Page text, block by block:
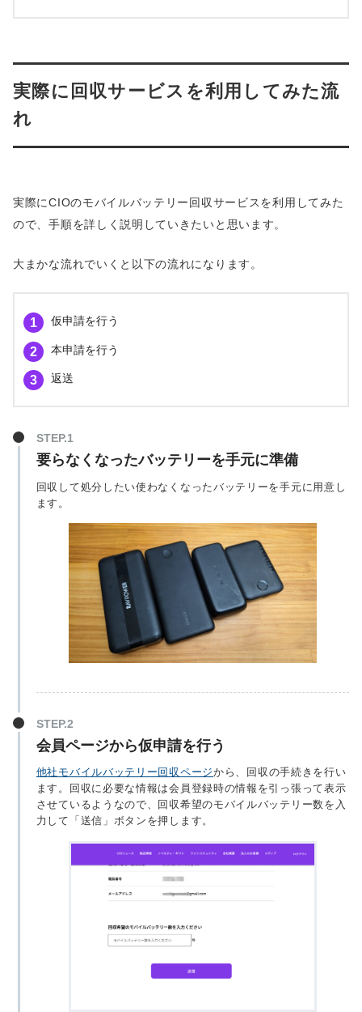
実際に回収サービスを利用してみた流
れ
実際にCIOのモバイルバッテリー回収サービスを利用してみた
ので、手順を詳しく説明していきたいと思います。
大まかな流れでいくと以下の流れになります。
仮申請を行う
本申請を行う
返送
要らなくなったバッテリーを手元に準備
回収して処分したい使わなくなったバッテリーを手元に用意し
ます。
会員ページから仮申請を行う
他社モバイルバッテリー回収ページから、回収の手続きを行い
ます。回収に必要な情報は会員登録時の情報を引っ張って表示
させているようなので、回収希望のモバイルバッテリー数を入
力して「送信」ボタンを押します。